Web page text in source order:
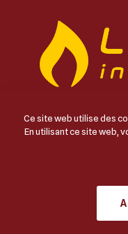
© 2024 MIRACLES
Ce site web utilise des
En utilisant ce site web,